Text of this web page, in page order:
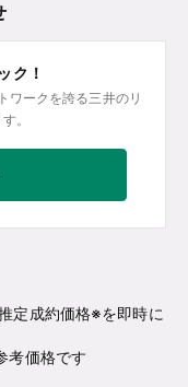
ク！
ワークを誇る三井のリ
。
定成約価格※を即時に
考価格です